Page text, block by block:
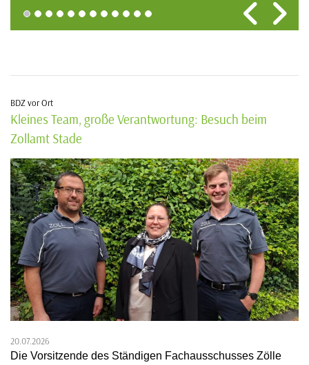
BDZ vor Ort
Kleines Team, große Verantwortung: Besuch beim
Zollamt Stade
20.07.2026
Die Vorsitzende des Ständigen Fachausschusses Zölle